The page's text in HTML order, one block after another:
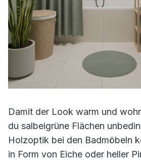
Damit der Look warm und
du salbeigrüne Flächen
Holzoptik bei den Badmöbeln
in Form von Eiche oder heller